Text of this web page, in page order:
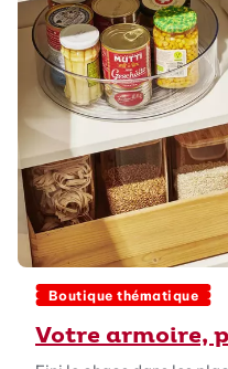
Boutique thématique
Votre armoire,